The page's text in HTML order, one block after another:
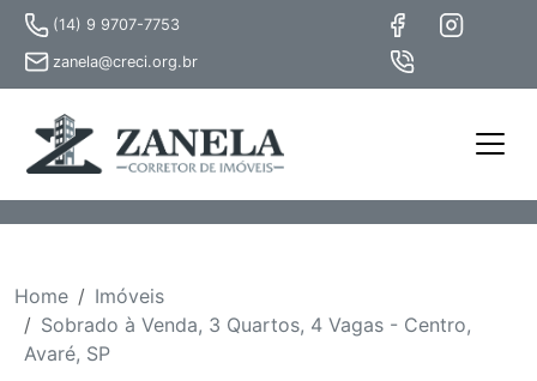
(14) 9 9707-7753
zanela@creci.org.br
Home
Imóveis
Sobrado à Venda, 3 Quartos, 4 Vagas - Centro,
Avaré, SP